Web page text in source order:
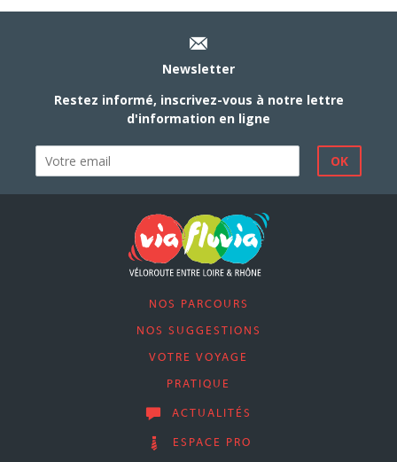
Newsletter
Restez informé, inscrivez-vous à notre lettre
d'information en ligne
NOS PARCOURS
NOS SUGGESTIONS
VOTRE VOYAGE
PRATIQUE
ACTUALITÉS
ESPACE PRO